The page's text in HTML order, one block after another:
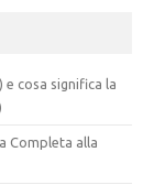
e cosa significa la
Completa alla